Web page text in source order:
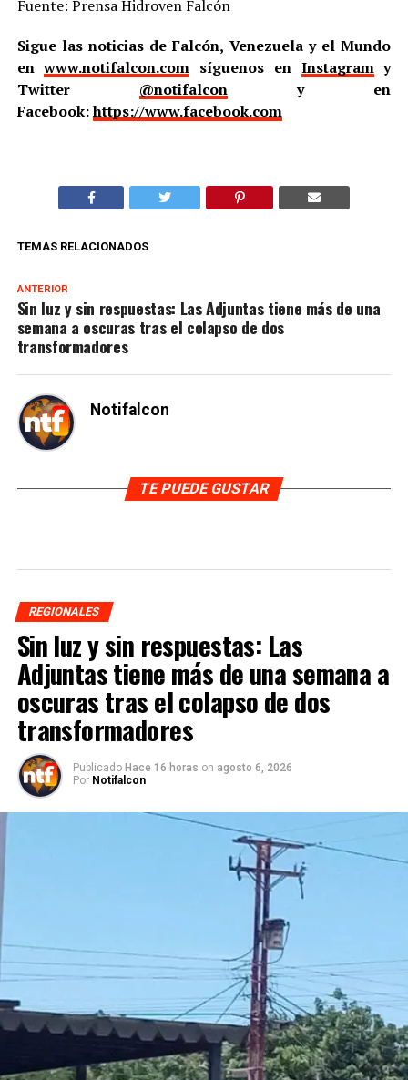
Fuente: Prensa Hidroven Falcón
Sigue las noticias de Falcón, Venezuela y el Mundo
enwww.notifalcon.com síguenos en Instagramy
Twitter @notifalcony en
Facebook:https://www.facebook.com
TEMAS RELACIONADOS
ANTERIOR
Sin luz y sin respuestas: Las Adjuntas tiene más de una
semana a oscuras tras el colapso de dos
transformadores
Notifalcon
TE PUEDE GUSTAR
REGIONALES
Sin luz y sin respuestas: Las
Adjuntas tiene más de una semana a
oscuras tras el colapso de dos
transformadores
Publicado Hace 16 horas on agosto 6, 2026
Por Notifalcon